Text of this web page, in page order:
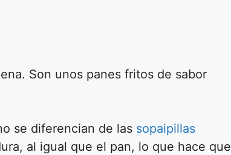
Son unos panes fritos de sabor
se diferencian de las sopaipillas
al igual que el pan, lo que hace que